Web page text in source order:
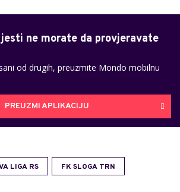
ne morate da provjeravate
od drugih, preuzmite Mondo mobilnu
PREUZMI APLIKACIJU
LIGA RS FK SLOGA TRN